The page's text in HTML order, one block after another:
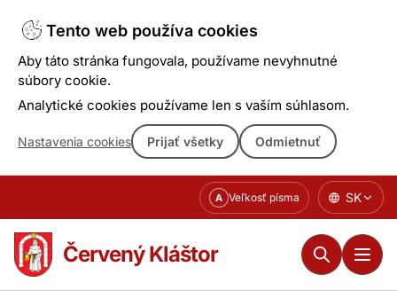
Tento web používa cookies
Aby táto stránka fungovala, používame nevyhnutné
súbory cookie.
Analytické cookies používame len s vaším súhlasom.
Nastavenia cookies Prijať všetky Odmietnuť
obsahu
A Veľkosť písma SK
Červený Kláštor